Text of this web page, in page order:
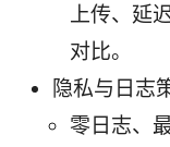
上传、延
对比。
隐私与日志
零日志、